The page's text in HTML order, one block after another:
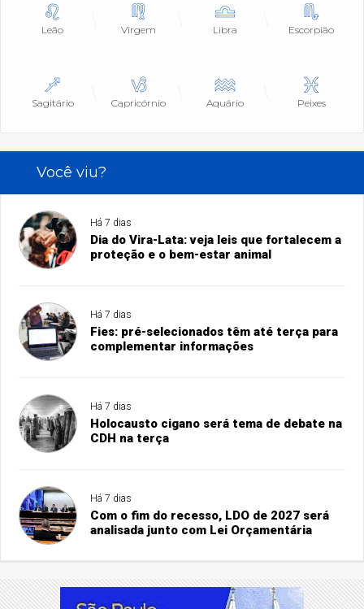
Leão Virgem Libra Escorpião
Sagitário Capricórnio Aquário Peixes
Você viu?
Há 7 dias
Dia do Vira-Lata: veja leis que fortalecem a
proteção e o bem-estar animal
Há 7 dias
Fies: pré-selecionados têm até terça para
complementar informações
Há 7 dias
Holocausto cigano será tema de debate na
CDH na terça
Há 7 dias
Com o fim do recesso, LDO de 2027 será
analisada junto com Lei Orçamentária